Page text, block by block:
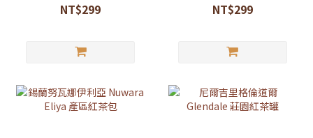
NT$299 NT$299